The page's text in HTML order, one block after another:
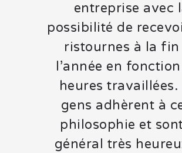
entreprise avec
possibilité de
ristournes à la fin
l’année en
heures travaillées.
gens adhèrent à
philosophie et
général très